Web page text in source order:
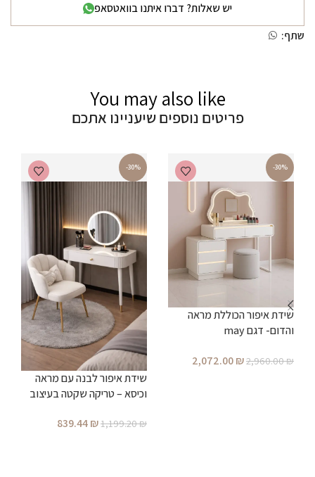
יש שאלות? דברו איתנו בוואטסאפ
שתף:
You may also like
פריטים נוספים שיעניינו אתכם
-30%
שידת איפור הכוללת מראה
והדום- דגם may
2,960.00₪
2,072.00₪
-30%
שידת איפור לבנה עם מראה
וכיסא – טריקה שקטה בעיצוב
מוקדמת )
1,199.20₪
839.44₪